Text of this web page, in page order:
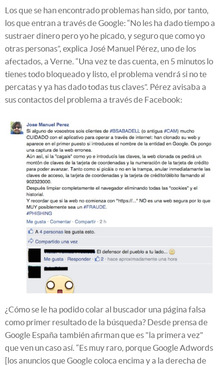
Los que se han encontrado problemas han sido, por tanto,
los que entran a través de Google: “No les ha dado tiempo a
sustraer dinero pero yo he picado, y seguro que como yo
otras personas”, explica José Manuel Pérez, uno de los
afectados, a Verne. “Una vez te das cuenta, en 5 minutos lo
tienes todo bloqueado y listo, el problema vendrá si no te
percatas y ya has dado todas tus claves”. Pérez avisaba a
sus contactos del problema a través de Facebook:
¿Cómo se le ha podido colar al buscador una página falsa
como primer resultado de la búsqueda? Desde prensa de
Google España también afirman que es "la primera vez"
que ven un caso así. “Es muy raro, porque Google Adwords
[los anuncios que Google coloca encima y a la derecha de